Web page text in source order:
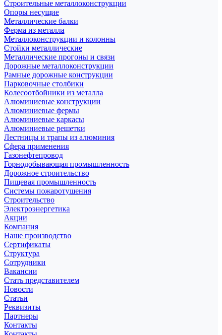
Строительные металлоконструкции
Опоры несущие
Металлические балки
Ферма из металла
Металлоконструкции и колонны
Стойки металлические
Металлические прогоны и связи
Дорожные металлоконструкции
Рамные дорожные конструкции
Парковочные столбики
Колесоотбойники из металла
Алюминиевые конструкции
Алюминиевые фермы
Алюминиевые каркасы
Алюминиевые решетки
Лестницы и трапы из алюминия
Сфера применения
Газонефтепровод
Горнодобывающая промышленность
Дорожное строительство
Пищевая промышленность
Системы пожаротушения
Строительство
Электроэнергетика
Акции
Компания
Наше производство
Сертификаты
Структура
Сотрудники
Вакансии
Стать представителем
Новости
Статьи
Реквизиты
Партнеры
Контакты